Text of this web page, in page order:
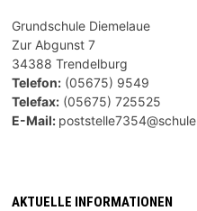
Grundschule Diemelaue
Zur Abgunst 7
34388 Trendelburg
Telefon:(05675) 9549
Telefax:(05675) 725525
E-Mail:
AKTUELLE INFORMATIONEN